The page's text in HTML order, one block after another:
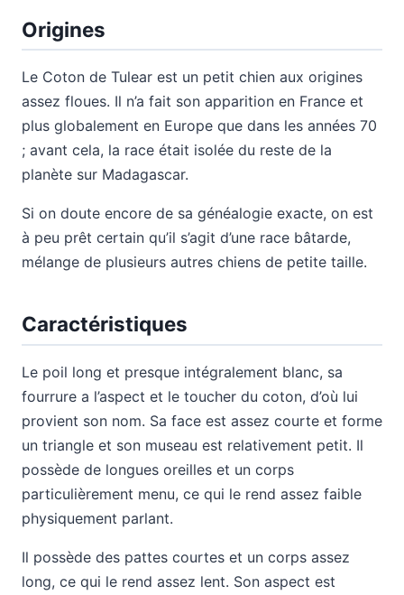
Origines
Le Coton de Tulear est un petit chien aux origines
assez floues. Il n’a fait son apparition en France et
plus globalement en Europe que dans les années 70
; avant cela, la race était isolée du reste de la
planète sur Madagascar.
Si on doute encore de sa généalogie exacte, on est
à peu prêt certain qu’il s’agit d’une race bâtarde,
mélange de plusieurs autres chiens de petite taille.
Caractéristiques
Le poil long et presque intégralement blanc, sa
fourrure a l’aspect et le toucher du coton, d’où lui
provient son nom. Sa face est assez courte et forme
un triangle et son museau est relativement petit. Il
possède de longues oreilles et un corps
particulièrement menu, ce qui le rend assez faible
physiquement parlant.
Il possède des pattes courtes et un corps assez
long, ce qui le rend assez lent. Son aspect est